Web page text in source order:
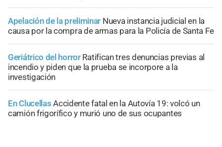
Apelación de la preliminar Nueva instancia judicial en la
causa por la compra de armas para la Policía de Santa Fe
Geriátrico del horror Ratifican tres denuncias previas al
incendio y piden que la prueba se incorpore a la
investigación
En Clucellas Accidente fatal en la Autovía 19: volcó un
camión frigorífico y murió uno de sus ocupantes